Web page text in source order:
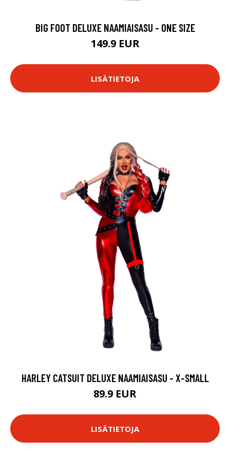
BIG FOOT DELUXE NAAMIAISASU - ONE SIZE
149.9 EUR
LISÄTIETOJA
HARLEY CATSUIT DELUXE NAAMIAISASU - X-SMALL
89.9 EUR
LISÄTIETOJA